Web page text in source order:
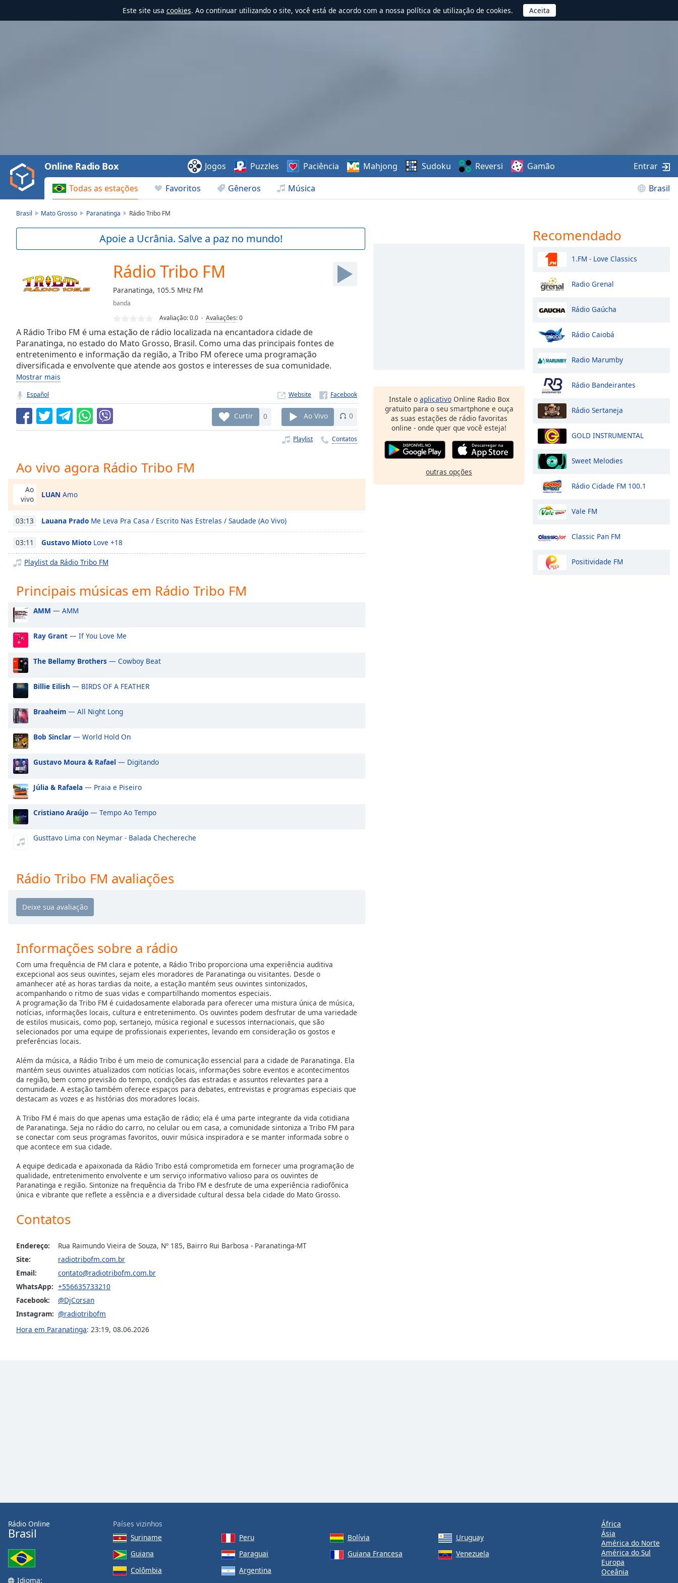
Este site usa cookies. Ao continuar utilizando o site, você está de acordo com a nossa política de utilização de cookies.
Video
Play
Backward
Skip
Current
Seek to
currently
behind
LIVE
Remaining
Time-
Chapters
Descriptions
descriptions
off,
selected
Subtitles
settings
opens
subtitles
settings
subtitles
selected
Audio
Track
Picture-
in-
Picture
Fullscreen
This
window.
Beginning
dialog
window.
cancel
Color
Opacity
Background
Color
Opacity
Caption
Background
Color
Opacity
Font
Edge
Style
Font
Todas as estações Favoritos Gêneros Música Brasil
Online Radio Box Jogos Puzzles Paciência Mahjong Sudoku Reversi Gamão Entrar
Brasil Mato Grosso Paranatinga Rádio Tribo FM
Apoie a Ucrânia. Salve a paz no mundo!
Rádio Tribo FM
Paranatinga, 105.5 MHz FM
banda
Avaliação:0.0 Avaliações:0
A Rádio Tribo FM é uma estação de rádio localizada na encantadora cidade de
Paranatinga, no estado do Mato Grosso, Brasil. Como uma das principais fontes de
entretenimento e informação da região, a Tribo FM oferece uma programação
diversificada e envolvente que atende aos gostos e interesses de sua comunidade.
Mostrar mais
Español Website
Curtir 0 Ao Vivo 0
Playlist Contatos
Ao vivo agora Rádio Tribo FM
Ao
vivo
LUAN Amo
03:13 Lauana Prado Me Leva Pra Casa / Escrito Nas Estrelas / Saudade (Ao Vivo)
03:11 Gustavo Mioto Love +18
Playlist da Rádio Tribo FM
Principais músicas em Rádio Tribo FM
AMM — AMM
Ray Grant — If You Love Me
The Bellamy Brothers — Cowboy Beat
Billie Eilish — BIRDS OF A FEATHER
Braaheim — All Night Long
Bob Sinclar — World Hold On
Gustavo Moura & Rafael — Digitando
Júlia & Rafaela — Praia e Piseiro
Cristiano Araújo — Tempo Ao Tempo
Gusttavo Lima con Neymar - Balada Chechereche
Rádio Tribo FM avaliações
Informações sobre a rádio
Com uma frequência de FM clara e potente, a Rádio Tribo proporciona uma experiência auditiva
excepcional aos seus ouvintes, sejam eles moradores de Paranatinga ou visitantes. Desde o
amanhecer até as horas tardias da noite, a estação mantém seus ouvintes sintonizados,
acompanhando o ritmo de suas vidas e compartilhando momentos especiais.
A programação da Tribo FM é cuidadosamente elaborada para oferecer uma mistura única de música,
notícias, informações locais, cultura e entretenimento. Os ouvintes podem desfrutar de uma variedade
de estilos musicais, como pop, sertanejo, música regional e sucessos internacionais, que são
selecionados por uma equipe de profissionais experientes, levando em consideração os gostos e
preferências locais.
Além da música, a Rádio Tribo é um meio de comunicação essencial para a cidade de Paranatinga. Ela
mantém seus ouvintes atualizados com notícias locais, informações sobre eventos e acontecimentos
da região, bem como previsão do tempo, condições das estradas e assuntos relevantes para a
comunidade. A estação também oferece espaços para debates, entrevistas e programas especiais que
destacam as vozes e as histórias dos moradores locais.
A Tribo FM é mais do que apenas uma estação de rádio; ela é uma parte integrante da vida cotidiana
de Paranatinga. Seja no rádio do carro, no celular ou em casa, a comunidade sintoniza a Tribo FM para
se conectar com seus programas favoritos, ouvir música inspiradora e se manter informada sobre o
que acontece em sua cidade.
A equipe dedicada e apaixonada da Rádio Tribo está comprometida em fornecer uma programação de
qualidade, entretenimento envolvente e um serviço informativo valioso para os ouvintes de
Paranatinga e região. Sintonize na frequência da Tribo FM e desfrute de uma experiência radiofônica
única e vibrante que reflete a essência e a diversidade cultural dessa bela cidade do Mato Grosso.
Contatos
Endereço:
Rua Raimundo Vieira de Souza, Nº 185, Bairro Rui Barbosa - Paranatinga-MT
Site:
radiotribofm.com.br
Email:
contato@radiotribofm.com.br
WhatsApp: +556635733210
Facebook:
@DjCorsan
Instagram: @radiotribofm
Hora em Paranatinga: 23:19, 08.06.2026
Instale o aplicativoOnline Radio Box
gratuito para o seu smartphone e ouça
as suas estações de rádio favoritas
online - onde quer que você esteja!
outras opções
Recomendado
1.FM - Love Classics
Radio Grenal
Rádio Gaúcha
Rádio Caiobá
Radio Marumby
Rádio Bandeirantes
Rádio Sertaneja
GOLD INSTRUMENTAL
Sweet Melodies
Rádio Cidade FM 100.1
Vale FM
Classic Pan FM
Positividade FM
Rádio Online
Brasil
Idioma:
Países vizinhos
Suriname
Peru Bolívia
Uruguay
Guiana
Paraguai Guiana Francesa
Venezuela
Colômbia
Argentina
África
Ásia
América do Norte
América do Sul
Europa
Oceânia